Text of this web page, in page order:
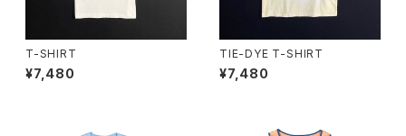
T-SHIRT
¥7,480
TIE-DYE T-SHIRT
¥7,480